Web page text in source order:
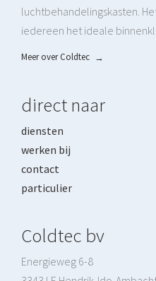
luchtbehandelingskasten.
iedereen het ideale
Meer over Coldtec →
direct naar
diensten
werken bij
contact
particulier
Coldtec bv
Energieweg 6-8